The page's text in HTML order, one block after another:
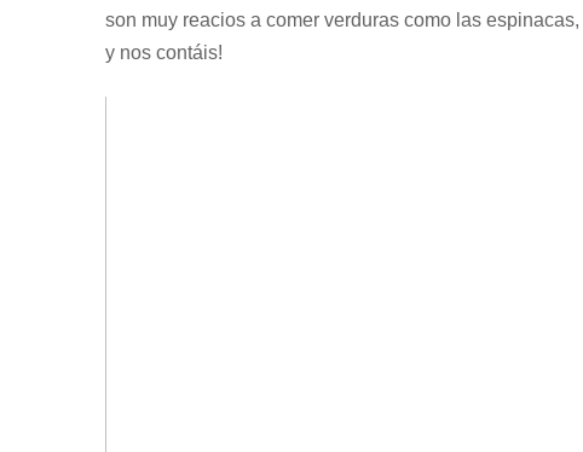
son muy reacios a comer verduras como las
y nos contáis!